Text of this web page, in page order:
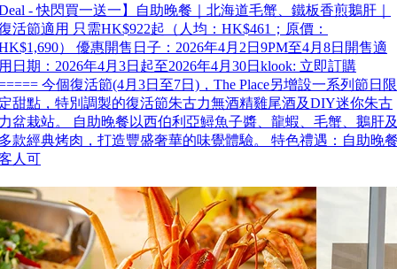
- 快閃買一送一】自助晚餐｜北海道毛蟹、鐵板香煎鵝肝｜
活節適用 只需HK$922起（人均：HK$461；原價：
） 優惠開售日子：2026年4月2日9PM至4月8日開售適
日期：2026年4月3日起至2026年4月30日klook: 立即訂購
今個復活節(4月3日至7日)，The Place另增設一系列節日限
甜點，特別調製的復活節朱古力無酒精雞尾酒及DIY迷你朱古
盆栽站。 自助晚餐以西伯利亞鱘魚子醬、龍蝦、毛蟹、鵝肝
款經典烤肉，打造豐盛奢華的味覺體驗。 特色禮遇：自助晚
人可